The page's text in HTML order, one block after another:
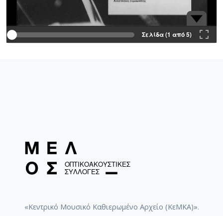
Σελίδα (1 από 5)
«Κεντρικό Μουσικό Καθιερωμένο Αρχείο (ΚεΜΚΑ)».